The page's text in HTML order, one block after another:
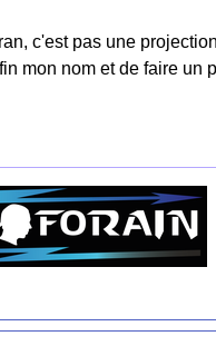
c'est pas une
mon nom et de faire un